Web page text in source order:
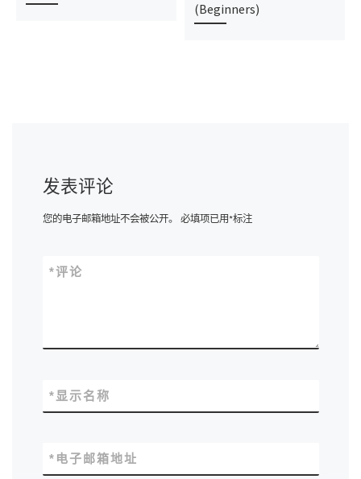
(Beginners)
发表评论
您的电子邮箱地址不会被公开。 必填项已用*标注
评论
*
显示名称
*
电子邮箱地址
*